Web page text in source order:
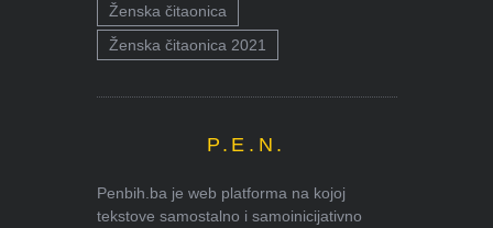
Ženska čitaonica
Ženska čitaonica 2021
P.E.N.
Penbih.ba je web platforma na kojoj
tekstove samostalno i samoinicijativno